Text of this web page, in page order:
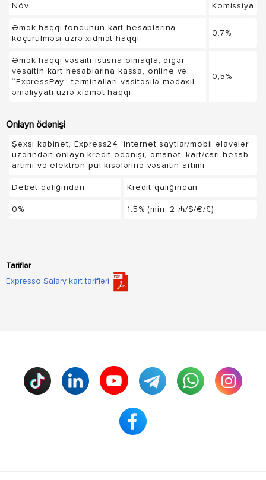
Növ
Komissiya
Əmək haqqı fondunun kart hesablarına
köçürülməsi üzrə xidmət haqqı
0.7%
Əmək haqqı vəsaiti istisna olmaqla, digər
vəsaitin kart hesablarına kassa, online və
“ExpressPay” terminalları vasitəsilə mədaxil
əməliyyatı üzrə xidmət haqqı
0,5%
Onlayn ödənişi
Şəxsi kabinet, Express24, internet saytlar/mobil əlavələr
üzərindən onlayn kredit ödənişi, əmanət, kart/cari hesab
artimi və elektron pul kisələrinə vəsaitin artımı
Debet qalığından Kredit qalığından
0% 1.5% (min. 2 ₼/$/€/£)
Tariflər
Expresso Salary kart tarifləri